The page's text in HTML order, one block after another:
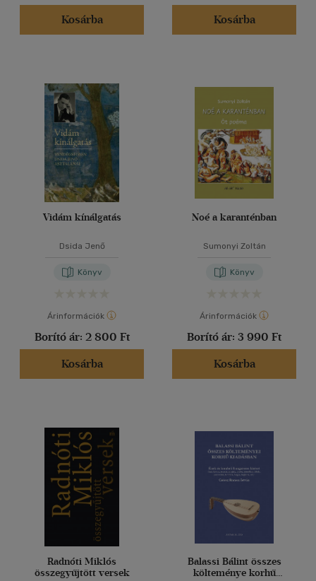
Kosárba
Kosárba
Vidám kínálgatás
Dsida Jenő
Könyv
Árinformációk
Borító ár: 2 800 Ft
Kosárba
Noé a karanténban
Sumonyi Zoltán
Könyv
Árinformációk
Borító ár: 3 990 Ft
Kosárba
Radnóti Miklós
összegyűjtött versek
Balassi Bálint összes
költeménye korhű